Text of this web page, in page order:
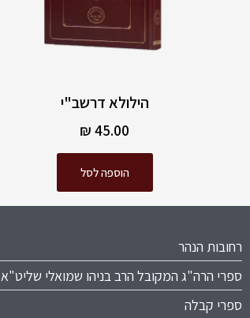
הילולא דרשב"י
45.00
₪
הוספה לסל
רחובות הנהר
ספרי הרה"ג המקובל הרב בניהו שמואלי שליט"א
ספרי קבלה